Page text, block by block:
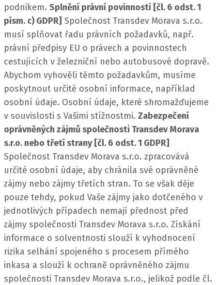
podnikem. Splnění právní povinnosti [čl. 6 odst. 1
písm. c) GDPR] Společnost Transdev Morava s.r.o.
musí splňovat řadu právních požadavků, např.
právní předpisy EU o právech a povinnostech
cestujících v železniční nebo autobusové dopravě.
Abychom vyhověli těmto požadavkům, musíme
poskytnout určité osobní informace, například
osobní údaje. Osobní údaje, které shromažďujeme
v souvislosti s Vašimi stížnostmi. Zabezpečení
oprávněných zájmů společnosti Transdev Morava
s.r.o. nebo třetí strany [čl. 6 odst. 1 GDPR]
Společnost Transdev Morava s.r.o. zpracovává
určité osobní údaje, aby chránila své oprávněné
zájmy nebo zájmy třetích stran. To se však děje
pouze tehdy, pokud Vaše zájmy jako dotčeného v
jednotlivých případech nemají přednost před
zájmy společnosti Transdev Morava s.r.o. Získání
informace o solventnosti slouží k vyhodnocení
rizika selhání spojeného s procesem přímého
inkasa a slouží k ochraně oprávněného zájmu
společnosti Transdev Morava s.r.o., jelikož podle čl.